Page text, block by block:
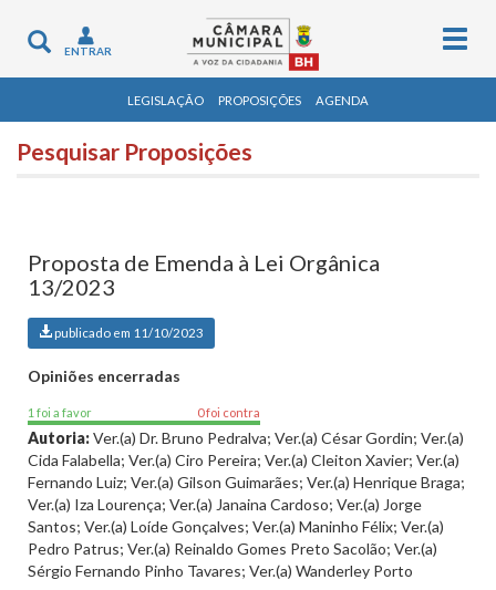
Toggle
navigation
ENTRAR
LEGISLAÇÃO PROPOSIÇÕES AGENDA
Pesquisar Proposições
Proposta de Emenda à Lei Orgânica
13/2023
publicado em 11/10/2023
Opiniões encerradas
1 foi a favor 0 foi contra
Autoria:Ver.(a) Dr. Bruno Pedralva; Ver.(a) César Gordin; Ver.(a)
Cida Falabella; Ver.(a) Ciro Pereira; Ver.(a) Cleiton Xavier; Ver.(a)
Fernando Luiz; Ver.(a) Gilson Guimarães; Ver.(a) Henrique Braga;
Ver.(a) Iza Lourença; Ver.(a) Janaina Cardoso; Ver.(a) Jorge
Santos; Ver.(a) Loíde Gonçalves; Ver.(a) Maninho Félix; Ver.(a)
Pedro Patrus; Ver.(a) Reinaldo Gomes Preto Sacolão; Ver.(a)
Sérgio Fernando Pinho Tavares; Ver.(a) Wanderley Porto